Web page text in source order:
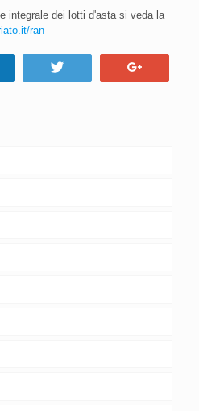
integrale dei lotti d'asta si veda la
ran